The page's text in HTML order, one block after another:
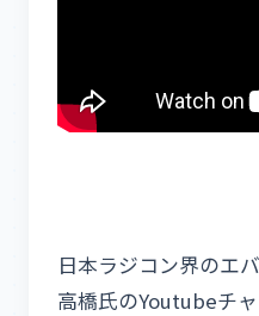
日本ラジコン界のエ
高橋氏のYoutubeチャ